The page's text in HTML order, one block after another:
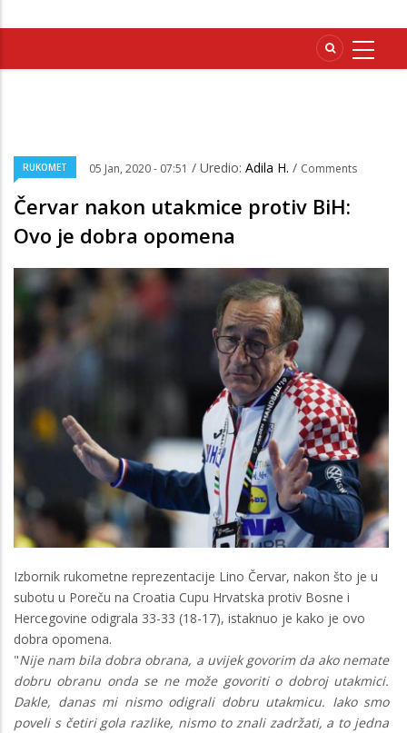
RUKOMET 05 Jan, 2020 - 07:51 / Uredio: Adila H. / Comments
Červar nakon utakmice protiv BiH:
Ovo je dobra opomena
Izbornik rukometne reprezentacije Lino Červar, nakon što je u
subotu u Poreču na Croatia Cupu Hrvatska protiv Bosne i
Hercegovine odigrala 33-33 (18-17), istaknuo je kako je ovo
dobra opomena.
"Nije nam bila dobra obrana, a uvijek govorim da ako nemate
dobru obranu onda se ne može govoriti o dobroj utakmici.
Dakle, danas mi nismo odigrali dobru utakmicu. Iako smo
poveli s četiri gola razlike, nismo to znali zadržati, a to jedna